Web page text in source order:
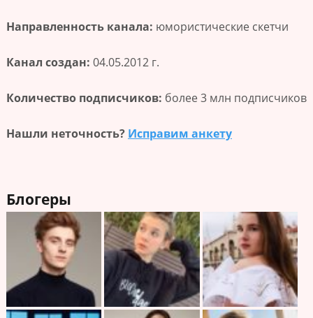
Направленность канала: юмористические скетчи
Канал создан: 04.05.2012 г.
Количество подписчиков: более 3 млн подписчиков
Нашли неточность? Исправим анкету
Блогеры